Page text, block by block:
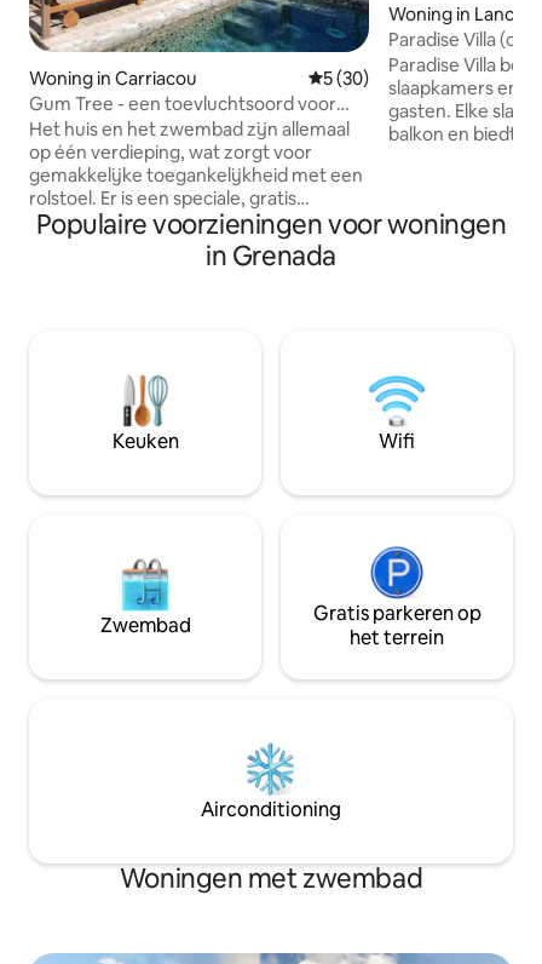
Woning in Carriacou Gemiddelde beoordeling
5 (30)
Gum Tree - een toevluchtsoord voor
stellen, vrienden en familie
Het huis en het zwembad zijn allemaal
op één verdieping, wat zorgt voor
gemakkelijke toegankelijkheid met een
rolstoel. Er is een speciale, gratis
parkeerplaats en gratis wifi. Gasten
hebben volledige privacy omdat er geen
gedeelde voorzieningen zijn. Het huis is
mooiste stranden van Carriacou. Een
korte wandeling de heuvel op brengt je
naar High North Point, het hoogste punt
van Carriacou.
Woning in Lance
Paradise Villa
Paradise Villa
slaapkamers en
gasten. Elke
balkon en biedt
speciale
entertainment,
naadloze mix
Populaire voorzieningen voor woningen
in Grenada
Keuken Wifi
Zwembad
Gratis parkeren op
het terrein
Airconditioning
Woningen met zwembad